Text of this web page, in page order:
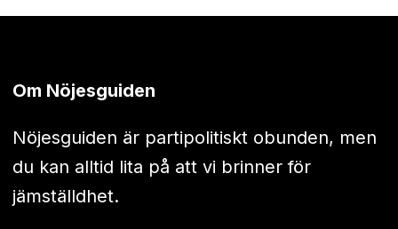
Om Nöjesguiden
Nöjesguiden är partipolitiskt obunden, men
du kan alltid lita på att vi brinner för
jämställdhet.